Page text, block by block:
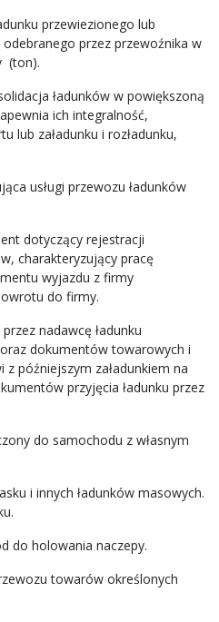
przewiezionego lub
przez przewoźnika w
(ton).
ładunków w powiększoną
ich integralność,
lub załadunku i rozładunku,
usługi przewozu ładunków
dotyczący rejestracji
charakteryzujący pracę
wyjazdu z firmy
do firmy.
nadawcę ładunku
dokumentów towarowych i
późniejszym załadunkiem na
przyjęcia ładunku przez
do samochodu z własnym
i innych ładunków masowych.
do holowania naczepy.
towarów określonych